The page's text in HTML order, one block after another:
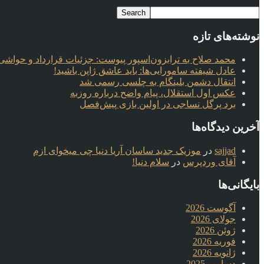
نوشته‌های تازه
محمد صلاح به ترابزون‌اسپور پیوست: جزئیات قرارداد و حواشی
عادل شیفته سامورایی‌ها: باید عاشق ژاپن باشید!
انتقال دشمن بلینگام به چلسی رسمی شد
عکس اول استقلال، پیام واضح درباره روزبه
برد پرگل نساجی در اولین بازی پیش‌فصل
آخرین دیدگاه‌ها
sajjad در موزیک جدید ساسان آریا دنیا چی میخوای ازم
آقای وردپرس در سلام دنیا!
بایگانی‌ها
آگوست 2026
جولای 2026
ژوئن 2026
فوریه 2026
ژانویه 2026